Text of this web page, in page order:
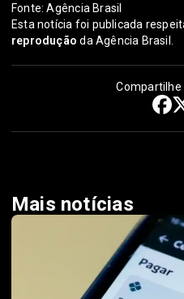
Fonte: Agência Brasil
Esta notícia foi publicada
reprodução da Agência Brasil.
Compartilhe
Mais notícias